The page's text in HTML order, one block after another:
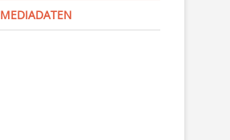
MEDIADATEN